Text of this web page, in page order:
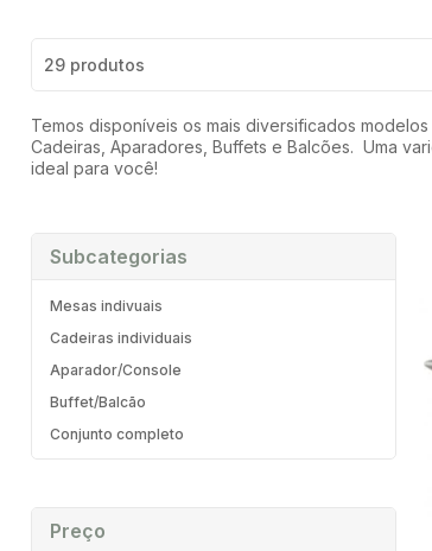
29 produtos
Temos disponíveis os mais diversificados
Cadeiras, Aparadores, Buffets e Balcões. Uma
ideal para você!
Subcategorias
Mesas indivuais
Cadeiras individuais
Aparador/Console
Buffet/Balcão
Conjunto completo
Preço